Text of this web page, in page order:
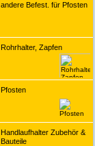
andere Befest. für Pfosten
Rohrhalter, Zapfen
Pfosten
Handlaufhalter Zubehör &
Bauteile